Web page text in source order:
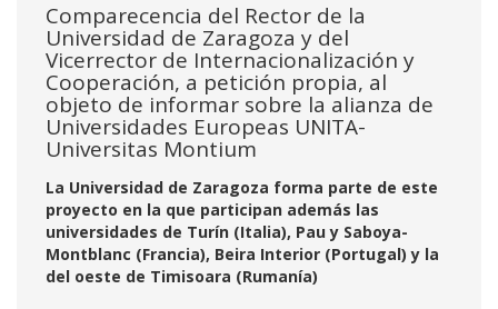
Comparecencia del Rector de la
Universidad de Zaragoza y del
Vicerrector de Internacionalización y
Cooperación, a petición propia, al
objeto de informar sobre la alianza de
Universidades Europeas UNITA-
Universitas Montium
La Universidad de Zaragoza forma parte de este
proyecto en la que participan además las
universidades de Turín (Italia), Pau y Saboya-
Montblanc (Francia), Beira Interior (Portugal) y la
del oeste de Timisoara (Rumanía)